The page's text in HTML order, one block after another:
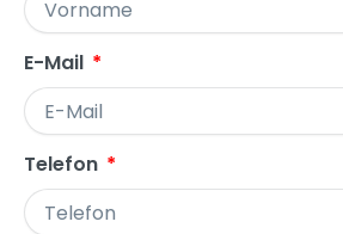
E-Mail
Telefon